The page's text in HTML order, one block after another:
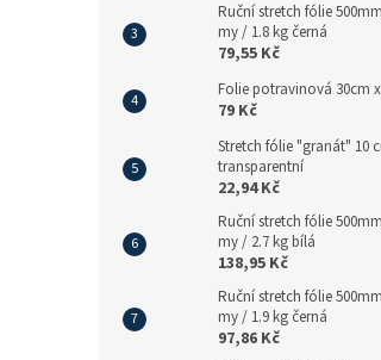
Ruční stretch fólie
my / 1.8 kg černá
79,55 Kč
Folie potravinová 30cm
79 Kč
Stretch fólie "granát" 10
transparentní
22,94 Kč
Ruční stretch fólie
my / 2.7 kg bílá
138,95 Kč
Ruční stretch fólie
my / 1.9 kg černá
97,86 Kč